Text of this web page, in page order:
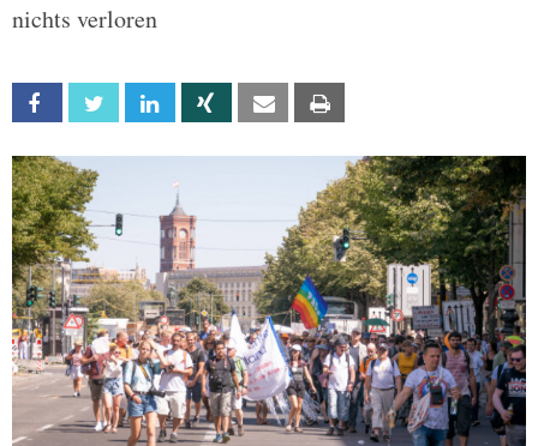
nichts verloren
Facebook Twitter Linkedin Xing Email